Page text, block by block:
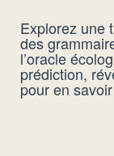
Explorez une
des
l’oracle
prédiction,
pour en